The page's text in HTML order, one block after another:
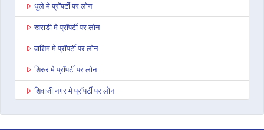
धुले मे प्रॉपर्टी पर लोन
खराडी मे प्रॉपर्टी पर लोन
वाशिम मे प्रॉपर्टी पर लोन
शिरुर मे प्रॉपर्टी पर लोन
शिवाजी नगर मे प्रॉपर्टी पर लोन